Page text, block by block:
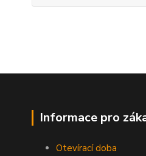
Informace pro
Otevírací doba